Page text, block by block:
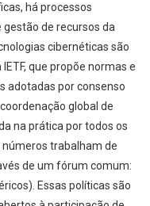
há processos
de recursos da
cibernéticas são
que propõe normas e
adotadas por consenso
global de
na prática por todos os
números trabalham de
de um fórum comum:
Essas políticas são